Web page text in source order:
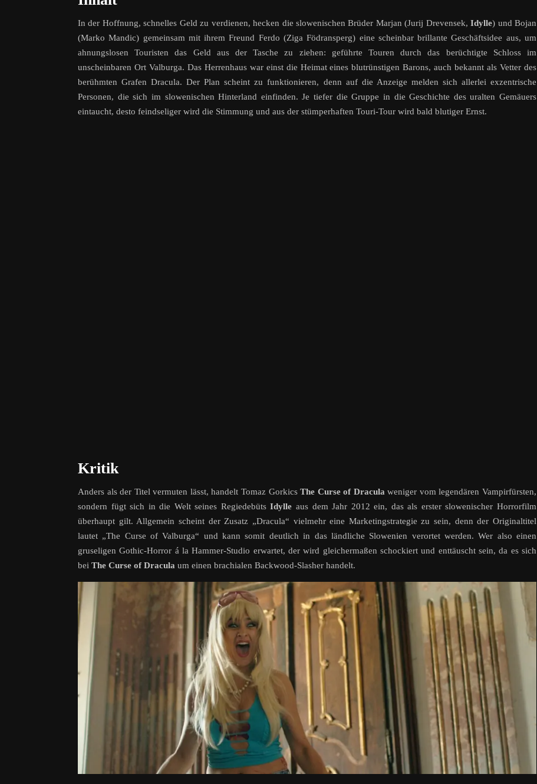
In der Hoffnung, schnelles Geld zu verdienen, hecken die slowenischen Brüder Marjan (Jurij Drevensek,Idylle) und Bojan
(Marko Mandic) gemeinsam mit ihrem Freund Ferdo (Ziga Födransperg) eine scheinbar brillante Geschäftsidee aus, um
ahnungslosen Touristen das Geld aus der Tasche zu ziehen: geführte Touren durch das berüchtigte Schloss im
unscheinbaren Ort Valburga. Das Herrenhaus war einst die Heimat eines blutrünstigen Barons, auch bekannt als Vetter des
berühmten Grafen Dracula. Der Plan scheint zu funktionieren, denn auf die Anzeige melden sich allerlei exzentrische
Personen, die sich im slowenischen Hinterland einfinden. Je tiefer die Gruppe in die Geschichte des uralten Gemäuers
eintaucht, desto feindseliger wird die Stimmung und aus der stümperhaften Touri-Tour wird bald blutiger Ernst.
Kritik
Anders als der Titel vermuten lässt, handelt Tomaz GorkicsThe Curse of Draculaweniger vom legendären Vampirfürsten,
sondern fügt sich in die Welt seines RegiedebütsIdylle aus dem Jahr 2012 ein, das als erster slowenischer Horrorfilm
überhaupt gilt. Allgemein scheint der Zusatz „Dracula“ vielmehr eine Marketingstrategie zu sein, denn der Originaltitel
lautet „The Curse of Valburga“ und kann somit deutlich in das ländliche Slowenien verortet werden. Wer also einen
gruseligen Gothic-Horror á la Hammer-Studio erwartet, der wird gleichermaßen schockiert und enttäuscht sein, da es sich
bei The Curse of Dracula um einen brachialen Backwood-Slasher handelt.